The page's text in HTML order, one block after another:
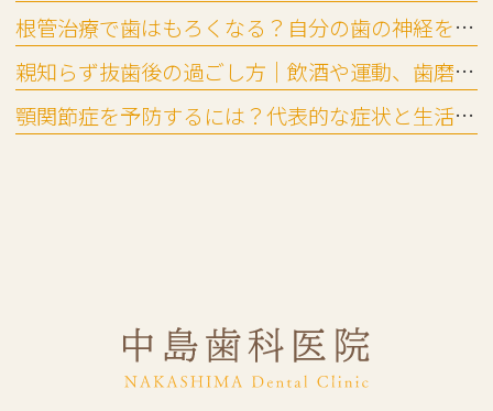
根管治療で歯はもろくなる？自分の歯の神経を残すメリットと起こりやすいトラブル
親知らず抜歯後の過ごし方｜飲酒や運動、歯磨き・入浴はいつ再開できる？
顎関節症を予防するには？代表的な症状と生活習慣でできる対策